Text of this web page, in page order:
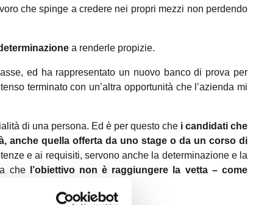
che spinge a credere nei propri mezzi non perdendo
a renderle propizie.
ed ha rappresentato un nuovo banco di prova per
terminato con un’altra opportunità che l’azienda mi
di una persona. Ed è per questo che i candidati che
anche quella offerta da uno stage o da un corso di
e ai requisiti, servono anche la determinazione e la
che
l’obiettivo non è raggiungere la vetta – come